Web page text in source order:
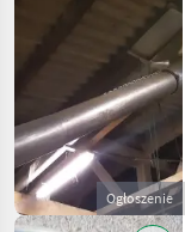
Ogłoszenie